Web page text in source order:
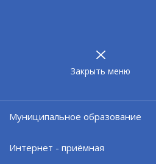
Закрыть меню
Муниципальное образование
Интернет - приёмная
Главная